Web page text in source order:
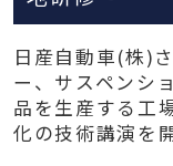
日産自動車(株)
ー、サスペンシ
品を生産する工
化の技術講演を